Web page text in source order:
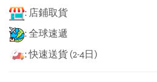
: 店鋪取貨
: 全球速遞
: 快速送貨 (2-4日)